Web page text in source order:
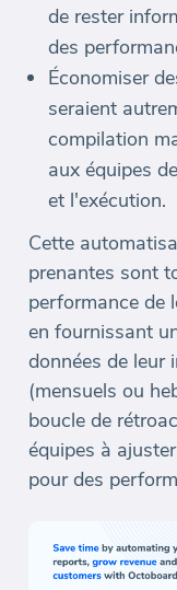
de rester
des
Économiser
seraient
compilation
aux équipes
et l'exécution.
Cette
prenantes sont
performance de
en fournissant
données de leur
(mensuels ou
boucle de
équipes à
pour des